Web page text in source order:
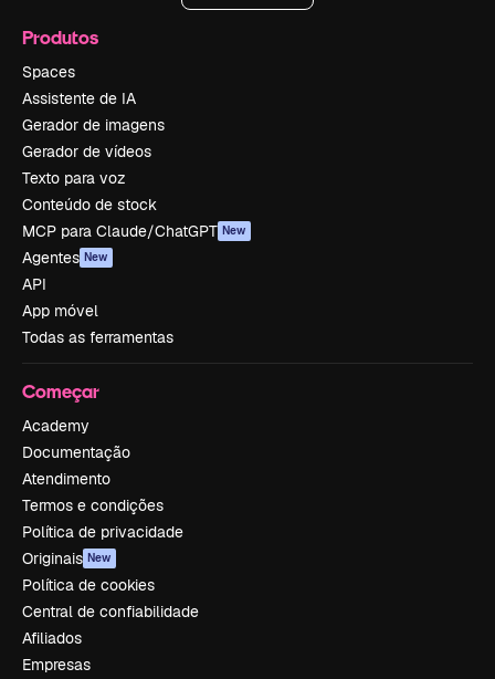
Produtos
Spaces
Assistente de IA
Gerador de imagens
Gerador de vídeos
Texto para voz
Conteúdo de stock
MCP para Claude/ChatGPT New
Agentes New
API
App móvel
Todas as ferramentas
Começar
Academy
Documentação
Atendimento
Termos e condições
Política de privacidade
Originais New
Política de cookies
Central de confiabilidade
Afiliados
Empresas